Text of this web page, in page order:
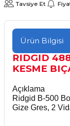
Tavsiye Et
Ürün Bilgisi
RIDGID
KESME
Açıklama
Ridgid B-500
Gize Gres, 2